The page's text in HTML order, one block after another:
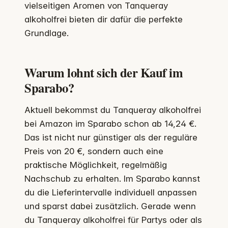
vielseitigen Aromen von Tanqueray
alkoholfrei bieten dir dafür die perfekte
Grundlage.
Warum lohnt sich der Kauf im
Sparabo?
Aktuell bekommst du Tanqueray alkoholfrei
bei Amazon im Sparabo schon ab 14,24 €.
Das ist nicht nur günstiger als der reguläre
Preis von 20 €, sondern auch eine
praktische Möglichkeit, regelmäßig
Nachschub zu erhalten. Im Sparabo kannst
du die Lieferintervalle individuell anpassen
und sparst dabei zusätzlich. Gerade wenn
du Tanqueray alkoholfrei für Partys oder als